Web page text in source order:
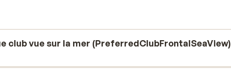
installations sont également
ou rendez-vous au Secrets Spa où une large
Durant votre séjour, vous profiterez d'une
cocktail dans l'un des bars et dégustez de
différents, servant chacun leurs propres
club vue sur la mer (PreferredClubFrontalSeaView)